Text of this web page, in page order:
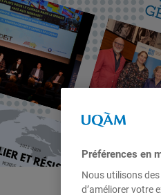
Préférences en
Nous utilisons
d’améliorer votre